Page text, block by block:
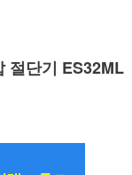
절단기 ES32ML